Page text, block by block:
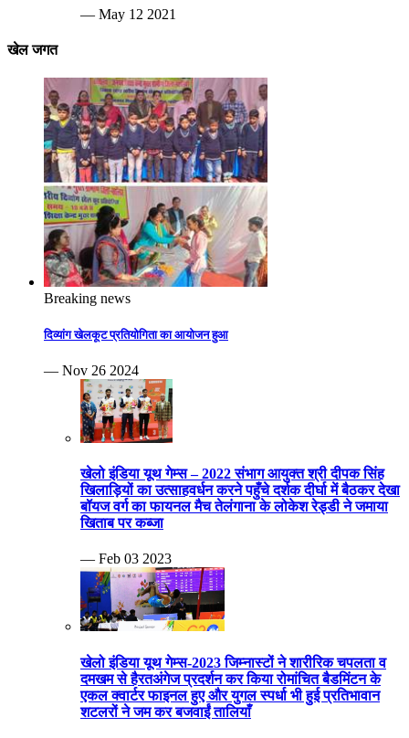
— May 12 2021
खेल जगत
Breaking news
दिव्यांग खेलकूट प्रतियोगिता का आयोजन हुआ
— Nov 26 2024
खेलो इंडिया यूथ गेम्स – 2022 संभाग आयुक्त श्री दीपक सिंह
खिलाड़ियों का उत्साहवर्धन करने पहुँचे दर्शक दीर्घा में बैठकर देखा
बॉयज वर्ग का फायनल मैच तेलंगाना के लोकेश रेड्डी ने जमाया
खिताब पर कब्जा
— Feb 03 2023
खेलो इंडिया यूथ गेम्स-2023 जिम्नास्टों ने शारीरिक चपलता व
दमखम से हैरतअंगेज प्रदर्शन कर किया रोमांचित बैडमिंटन के
एकल क्वार्टर फाइनल हुए और युगल स्पर्धा भी हुई प्रतिभावान
शटलरों ने जम कर बजवाईं तालियाँ